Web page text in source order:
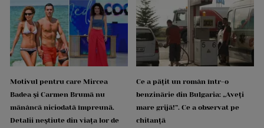
Motivul pentru care Mircea
Badea și Carmen Brumă nu
mănâncă niciodată împreună.
Detalii neștiute din viața lor de
Ce a pățit un român într-o
benzinărie din Bulgaria: „Aveți
mare grijă!”. Ce a observat pe
chitanță